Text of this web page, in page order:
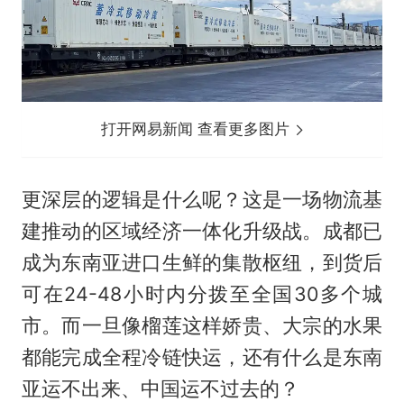
打开网易新闻 查看更多图片
更深层的逻辑是什么呢？这是一场物流基
建推动的区域经济一体化升级战。成都已
成为东南亚进口生鲜的集散枢纽，到货后
可在24-48小时内分拨至全国30多个城
市。而一旦像榴莲这样娇贵、大宗的水果
都能完成全程冷链快运，还有什么是东南
亚运不出来、中国运不过去的？